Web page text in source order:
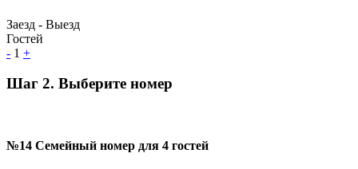
Заезд - Выезд
Гостей
- 1 +
Шаг 2. Выберите номер
№14 Семейный номер для 4 гостей